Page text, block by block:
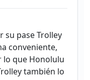
su pase Trolley
conveniente,
lo que Honolulu
también lo